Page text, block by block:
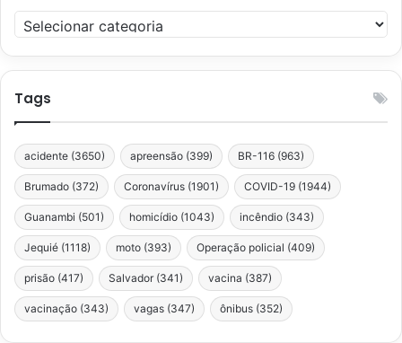
Categorias
Tags
acidente (3650) apreensão (399) BR-116 (963)
Brumado (372) Coronavírus (1901) COVID-19 (1944)
Guanambi (501) homicídio (1043) incêndio (343)
Jequié (1118) moto (393) Operação policial (409)
prisão (417) Salvador (341) vacina (387)
vacinação (343) vagas (347) ônibus (352)